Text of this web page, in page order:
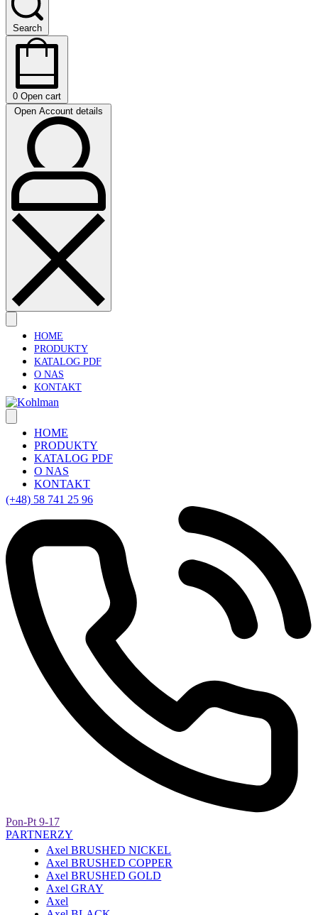
Search
0 Open cart
Open Account details
HOME
PRODUKTY
KATALOG PDF
O NAS
KONTAKT
HOME
PRODUKTY
KATALOG PDF
O NAS
KONTAKT
(+48) 58 741 25 96
Pon-Pt 9-17
PARTNERZY
Axel BRUSHED NICKEL
Axel BRUSHED COPPER
Axel BRUSHED GOLD
Axel GRAY
Axel